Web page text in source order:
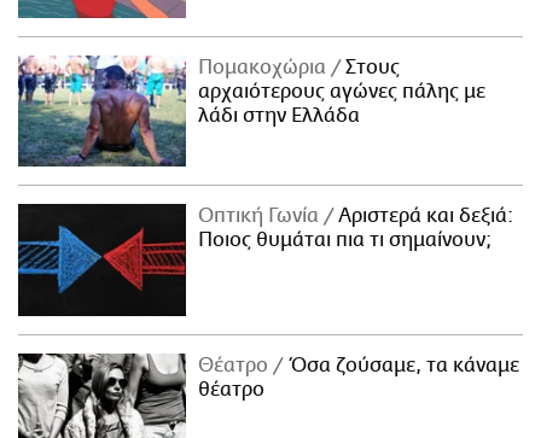
Πομακοχώρια
Στους
αρχαιότερους αγώνες πάλης με
λάδι στην Ελλάδα
Οπτική Γωνία
Αριστερά και δεξιά:
Ποιος θυμάται πια τι σημαίνουν;
Θέατρο
Όσα ζούσαμε, τα κάναμε
θέατρο